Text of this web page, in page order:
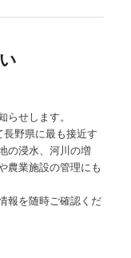
せします。
野県に最も接近す
の浸水、河川の増
農業施設の管理にも
報を随時ご確認くだ